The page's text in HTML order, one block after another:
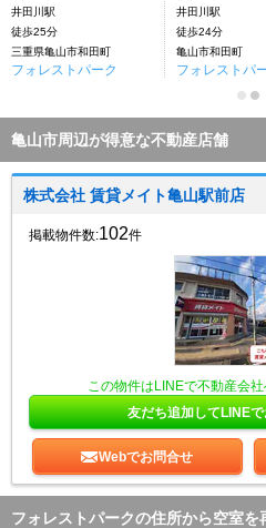
井田川駅
徒歩25分
三重県亀山市和田町
フォレストパーク
井田川駅
徒歩24分
亀山市和田町
フォレストパ
亀山市周辺が得意な不動産店舗
株式会社 賃貸メイト亀山駅前店
掲載物件数:102件
この物件はLINEで不動産会
友だち追加してLINE
Webでお問合せ
フォレストパークの住所から空室を